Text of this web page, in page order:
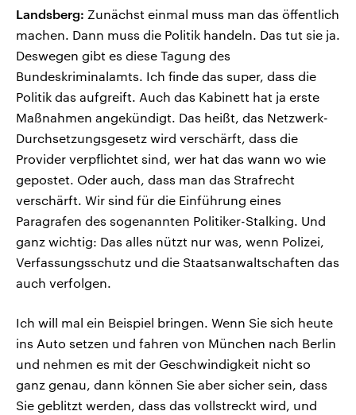
Landsberg: Zunächst einmal muss man das öffentlich
machen. Dann muss die Politik handeln. Das tut sie ja.
Deswegen gibt es diese Tagung des
Bundeskriminalamts. Ich finde das super, dass die
Politik das aufgreift. Auch das Kabinett hat ja erste
Maßnahmen angekündigt. Das heißt, das Netzwerk-
Durchsetzungsgesetz wird verschärft, dass die
Provider verpflichtet sind, wer hat das wann wo wie
gepostet. Oder auch, dass man das Strafrecht
verschärft. Wir sind für die Einführung eines
Paragrafen des sogenannten Politiker-Stalking. Und
ganz wichtig: Das alles nützt nur was, wenn Polizei,
Verfassungsschutz und die Staatsanwaltschaften das
auch verfolgen.
Ich will mal ein Beispiel bringen. Wenn Sie sich heute
ins Auto setzen und fahren von München nach Berlin
und nehmen es mit der Geschwindigkeit nicht so
ganz genau, dann können Sie aber sicher sein, dass
Sie geblitzt werden, dass das vollstreckt wird, und